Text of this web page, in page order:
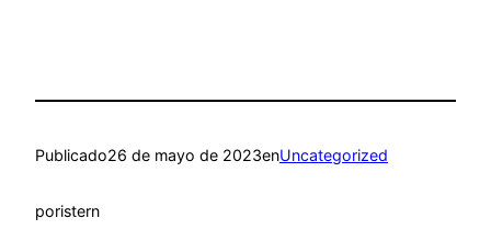
Publicado26 de mayo de 2023enUncategorized
poristern